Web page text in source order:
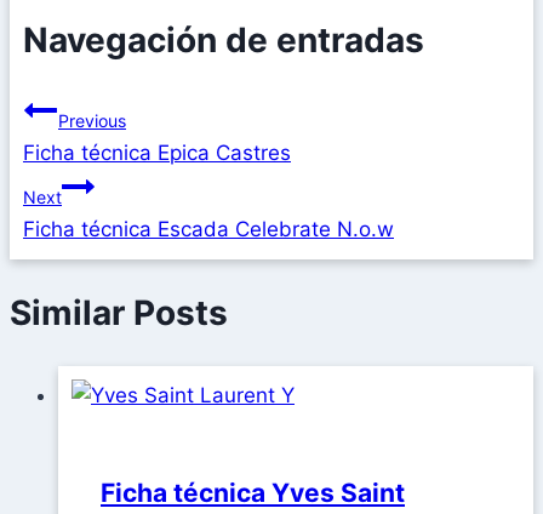
Navegación de entradas
Previous
Ficha técnica Epica Castres
Next
Ficha técnica Escada Celebrate N.o.w
Similar Posts
Ficha técnica Yves Saint